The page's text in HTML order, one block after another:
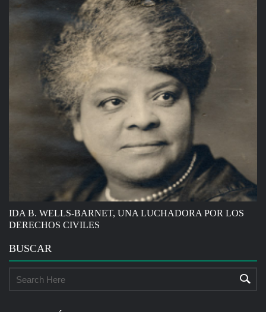
IDA B. WELLS-BARNET, UNA LUCHADORA POR LOS
DERECHOS CIVILES
BUSCAR